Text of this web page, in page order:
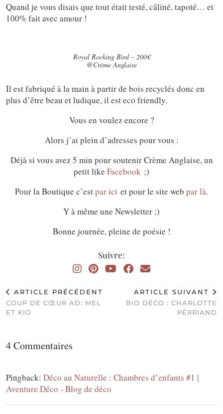
Quand je vous disais que tout était testé, câliné, tapoté… et
100% fait avec amour !
Royal Rocking Bird – 200€
@Crème Anglaise
Il est fabriqué à la main à partir de bois recyclés donc en
plus d’être beau et ludique, il est eco friendly.
Vous en voulez encore ?
Alors j’ai plein d’adresses pour vous :
Déjà si vous avez 5 min pour soutenir Crème Anglaise, un
petit like Facebook ;)
Pour la Boutique c’estpar ici et pour le site web par là.
Y à même une Newsletter ;)
Bonne journée, pleine de poésie !
Suivre:
ARTICLE PRÉCÉDENT
COUP DE CŒUR AD: MEL
ET KIO
ARTICLE SUIVANT
BIO DÉCO : CHARLOTTE
PÉRRIAND
4 Commentaires
Pingback: Déco au Naturelle : Chambres d’enfants #1 |
Aventure Déco - Blog de déco